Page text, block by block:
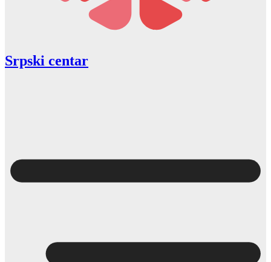
Srpski centar